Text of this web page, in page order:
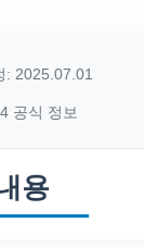
: 2025.07.01
공식 정보
용